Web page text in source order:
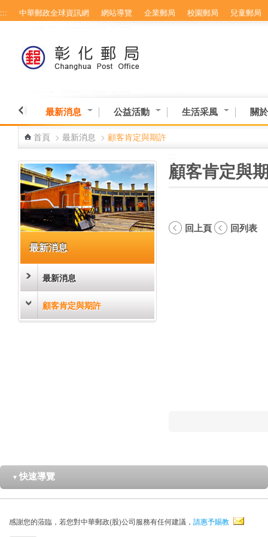
跳到主要內容區塊
::: 中華郵政全球資訊網 網站導覽 企業郵局 校園郵局 兒童郵局
最新消息 公益活動 生活采風 關
首頁 > 最新消息 > 顧客肯定與期許
最新消息
最新消息
顧客肯定與期許
顧客肯定與
回上頁 回列表
▼ 快速導覽
感謝您的蒞臨，若您對中華郵政(股)公司服務有任何建議， 請惠予賜教